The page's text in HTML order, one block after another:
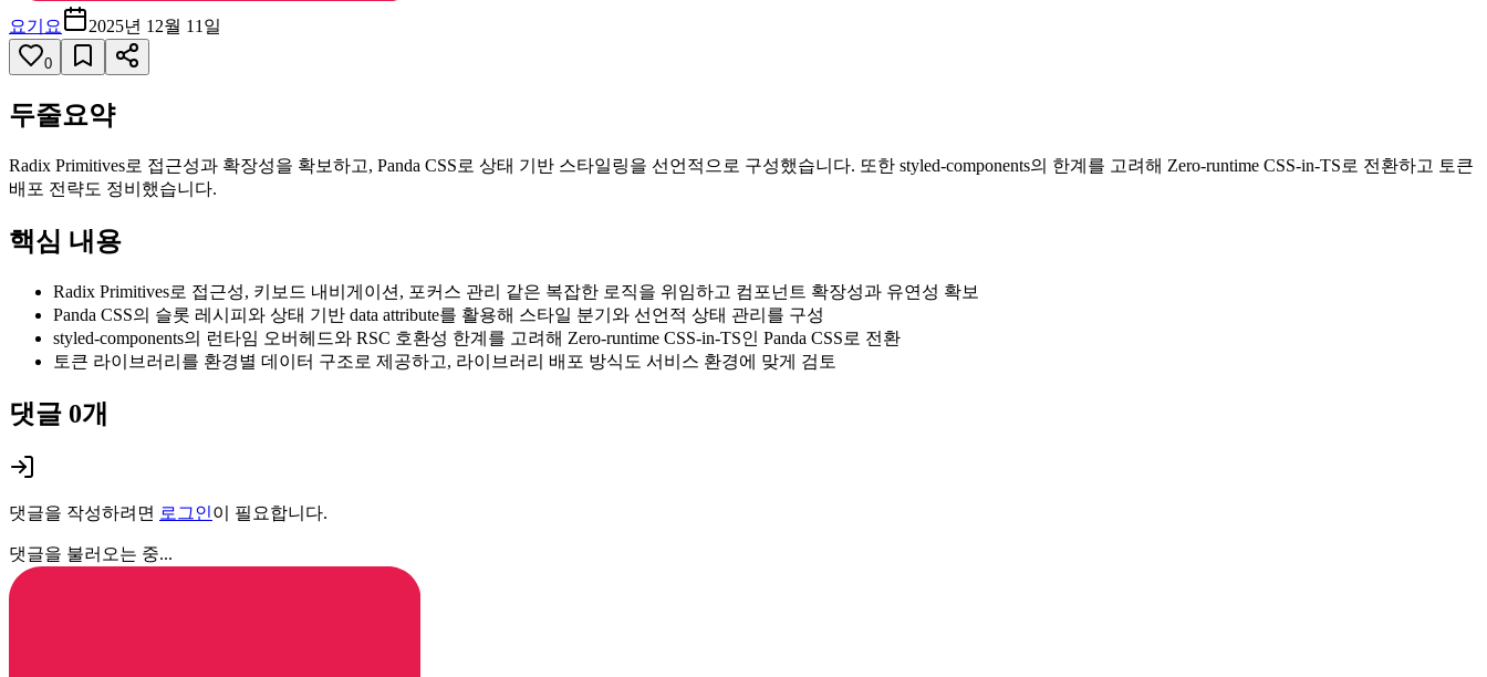
요기요 2025년 12월 11일
0
두줄요약
Radix Primitives로 접근성과 확장성을 확보하고, Panda CSS로 상태 기반 스타일링을 선언적으로 구성했습니다. 또한 styled-components의 한계를 고려해 Zero-runtime CSS-in-TS로 전환하고 토큰
배포 전략도 정비했습니다.
핵심 내용
Radix Primitives로 접근성, 키보드 내비게이션, 포커스 관리 같은 복잡한 로직을 위임하고 컴포넌트 확장성과 유연성 확보
Panda CSS의 슬롯 레시피와 상태 기반 data attribute를 활용해 스타일 분기와 선언적 상태 관리를 구성
styled-components의 런타임 오버헤드와 RSC 호환성 한계를 고려해 Zero-runtime CSS-in-TS인 Panda CSS로 전환
토큰 라이브러리를 환경별 데이터 구조로 제공하고, 라이브러리 배포 방식도 서비스 환경에 맞게 검토
댓글 0개
댓글을 작성하려면 로그인이 필요합니다.
댓글을 불러오는 중...